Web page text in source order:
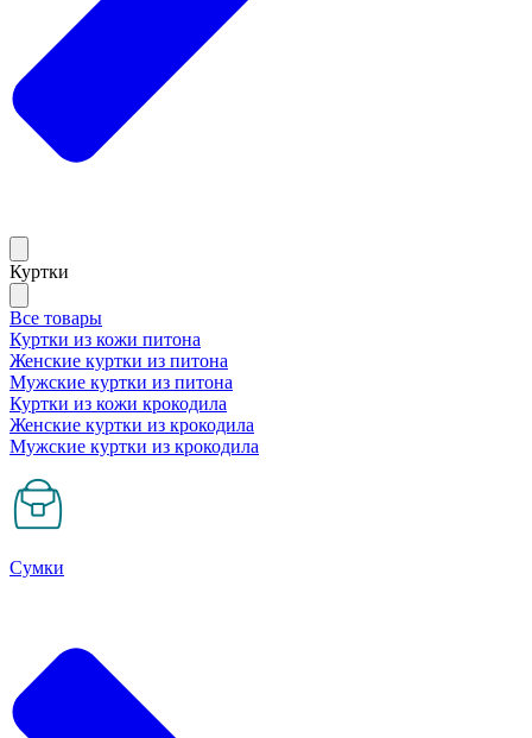
Куртки
Все товары
Куртки из кожи питона
Женские куртки из питона
Мужские куртки из питона
Куртки из кожи крокодила
Женские куртки из крокодила
Мужские куртки из крокодила
Сумки